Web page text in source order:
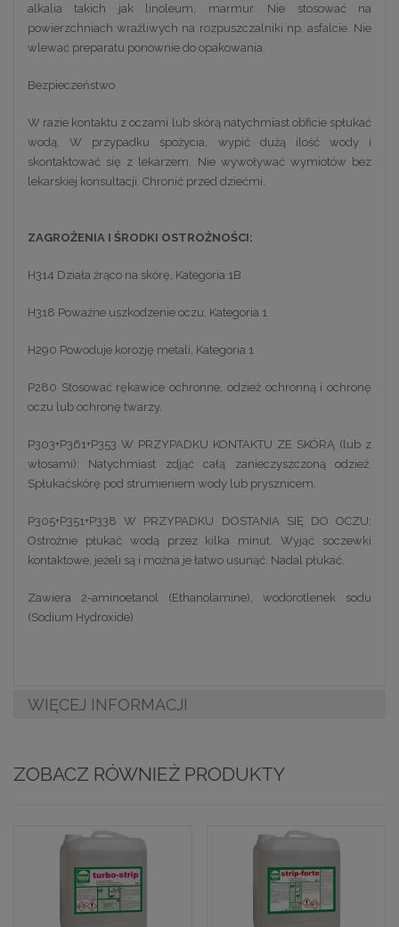
alkalia takich jak linoleum, marmur. Nie stosować na
powierzchniach wrażliwych na rozpuszczalniki np. asfalcie. Nie
wlewać preparatu ponownie do opakowania.
Bezpieczeństwo
W razie kontaktu z oczami lub skórą natychmiast obficie spłukać
wodą. W przypadku spożycia, wypić dużą ilość wody i
skontaktować się z lekarzem. Nie wywoływać wymiotów bez
lekarskiej konsultacji. Chronić przed dziećmi.
ZAGROŻENIA I ŚRODKI OSTROŻNOŚCI:
H314 Działa żrąco na skórę, Kategoria 1B
H318 Poważne uszkodzenie oczu, Kategoria 1
H290 Powoduje korozję metali, Kategoria 1
P280 Stosować rękawice ochronne, odzież ochronną i ochronę
oczu lub ochronę twarzy.
P303+P361+P353 W PRZYPADKU KONTAKTU ZE SKÓRĄ (lub z
włosami): Natychmiast zdjąć całą zanieczyszczoną odzież.
Spłukaćskórę pod strumieniem wody lub prysznicem.
P305+P351+P338 W PRZYPADKU DOSTANIA SIĘ DO OCZU:
Ostrożnie płukać wodą przez kilka minut. Wyjąć soczewki
kontaktowe, jeżeli są i można je łatwo usunąć. Nadal płukać.
Zawiera 2-aminoetanol (Ethanolamine), wodorotlenek sodu
(Sodium Hydroxide)
WIĘCEJ INFORMACJI
ZOBACZ RÓWNIEŻ PRODUKTY